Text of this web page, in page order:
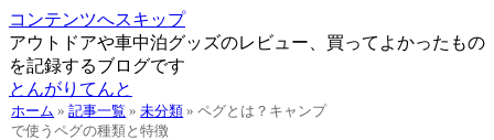
コンテンツへスキップ
アウトドアや車中泊グッズのレビュー、買ってよかったもの
を記録するブログです
とんがりてんと
ホーム »記事一覧 »未分類 »ペグとは？キャンプ
で使うペグの種類と特徴